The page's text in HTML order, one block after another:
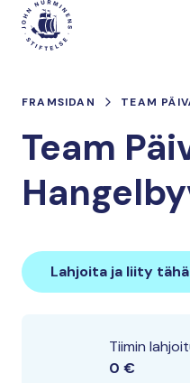
Hoppa
innehåll
Main
FRAMSIDAN TEAM
Team
Lahjoita ja liity
Tiimin
0 €